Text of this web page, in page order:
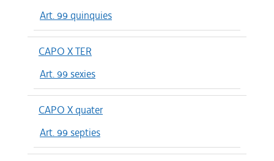
Art. 99 quinquies
CAPO X TER
Art. 99 sexies
CAPO X quater
Art. 99 septies